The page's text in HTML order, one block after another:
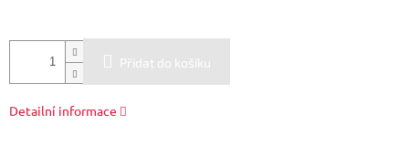
Přidat do košíku
Detailní informace